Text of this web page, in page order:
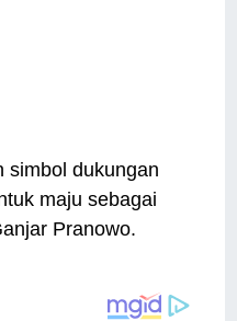
simbol dukungan
maju sebagai
Pranowo.